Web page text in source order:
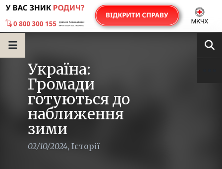
Україна:
Громади
готуються до
наближення
зими
02/10/2024, Історії